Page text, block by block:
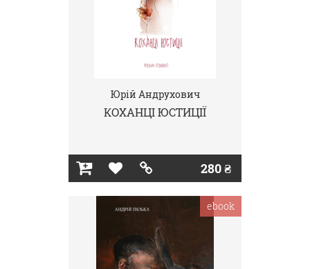
Юрій Андрухович
КОХАНЦІ ЮСТИЦІЇ
280 ₴
ebook